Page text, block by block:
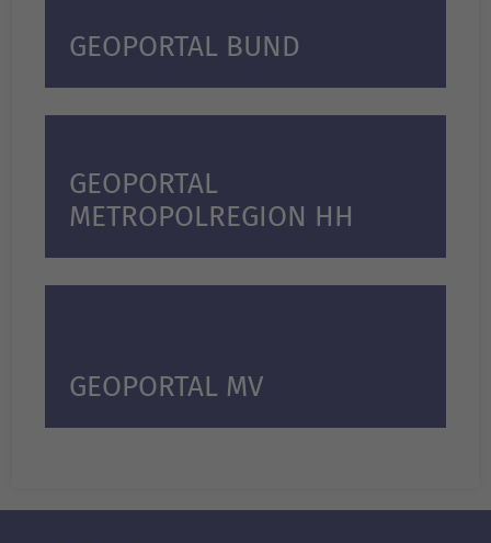
GEOPORTAL BUND
GEOPORTAL
METROPOLREGION HH
GEOPORTAL MV